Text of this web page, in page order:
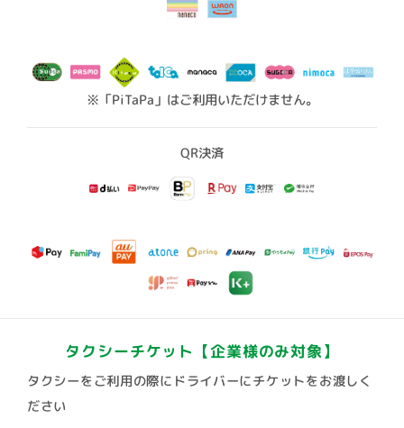
※「PiTaPa」はご利用いただけません。
QR決済
タクシーチケット 【企業様のみ対象】
タクシーをご利用の際にドライバーにチケットをお渡しく
ださい